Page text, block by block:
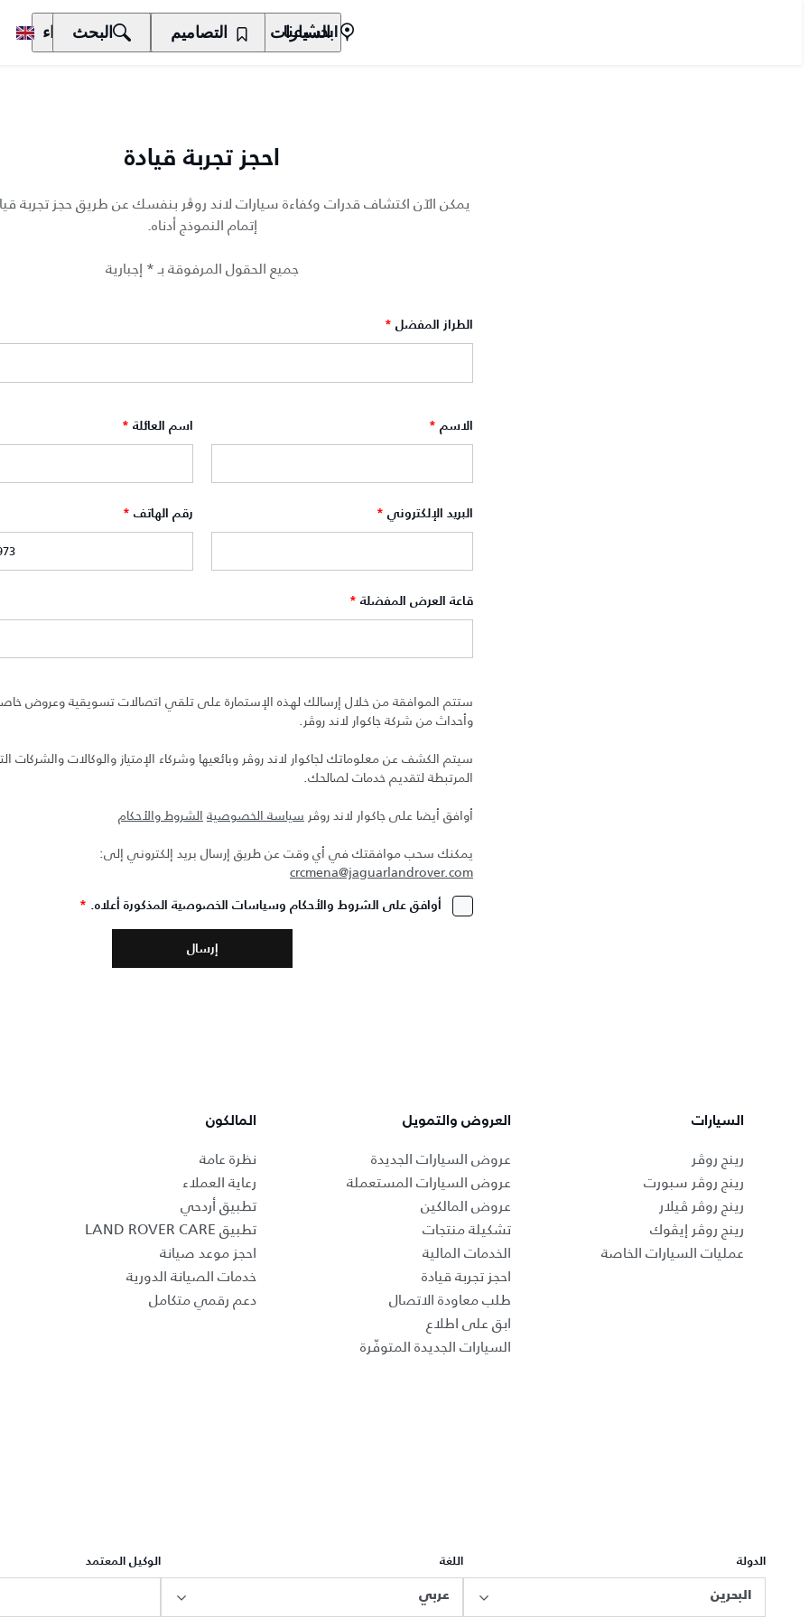
السيارات المالكون الاكتشاف الشراء ابحث عنا التصاميم البحث
احجز تجربة قيادة
يمكن الآن اكتشاف قدرات وكفاءة سيارات لاند روڨر بنفسك عن طريق حجز تجربة
إتمام النموذج أدناه.
جميع الحقول المرفوقة بـ * إجبارية
الطراز المفضل *
الاسم * اسم العائلة *
البريد الإلكتروني * رقم الهاتف *
قاعة العرض المفضلة *
ستتم الموافقة من خلال إرسالك لهذه الإستمارة على تلقي اتصالات تسويقية وعروض خاصة
وأحداث من شركة جاكوار لاند روڤر.
سيتم الكشف عن معلوماتك لجاكوار لاند روڤر وبائعيها وشركاء الإمتياز والوكالات والشركات
المرتبطة لتقديم خدمات لصالحك.
أوافق أيضا على جاكوار لاند روڤر سياسة الخصوصية الشروط والأحكام
يمكنك سحب موافقتك في أي وقت عن طريق إرسال بريد إلكتروني إلى:
crcmena@jaguarlandrover.com
أوافق على الشروط والأحكام وسياسات الخصوصية المذكورة أعلاه. *
السيارات
رينج روڤر
رينج روڤر سبورت
رينج روڤر ڤيلار
رينج روڤر إيڤوك
عمليات السيارات الخاصة
العروض والتمويل
عروض السيارات الجديدة
عروض السيارات المستعملة
عروض المالكين
تشكيلة منتجات
الخدمات المالية
احجز تجربة قيادة
طلب معاودة الاتصال
ابق على اطلاع
السيارات الجديدة المتوفّرة
المالكون
نظرة عامة
رعاية العملاء
تطبيق أردحي
تطبيق LAND ROVER CARE
احجز موعد صيانة
خدمات الصيانة الدورية
دعم رقمي متكامل
الدولة
البحرين
اللغة
عربي
الوكيل المعتمد